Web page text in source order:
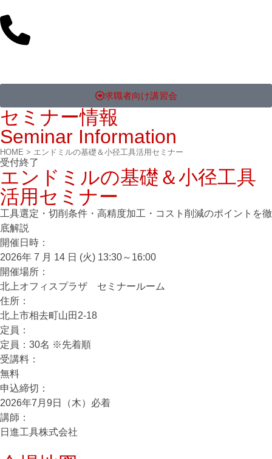
求職者向け講習会
セミナー情報
Seminar Information
HOME > エンドミルの基礎＆小径工具活用セミナー
受付終了
エンドミルの基礎＆小径工具
活用セミナー
工具選定・切削条件・高精度加工・コスト削減のポイントを徹
底解説
開催⽇時：
2026年 7 月 14 日 (火) 13:30～16:00
開催場所：
北上オフィスプラザ セミナールーム
住所：
北上市相去町山田2-18
定員：
定員：30名 ※先着順
受講料：
無料
申込締切：
2026年7月9日（木）必着
講師：
日進工具株式会社